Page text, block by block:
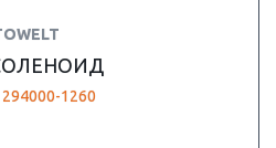
294000-1260